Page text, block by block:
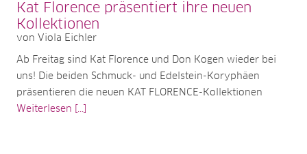
Kat Florence präsentiert ihre neuen
Kollektionen
von Viola Eichler
Ab Freitag sind Kat Florence und Don Kogen wieder bei
uns! Die beiden Schmuck- und Edelstein-Koryphäen
präsentieren die neuen KAT FLORENCE-Kollektionen
Weiterlesen [...]